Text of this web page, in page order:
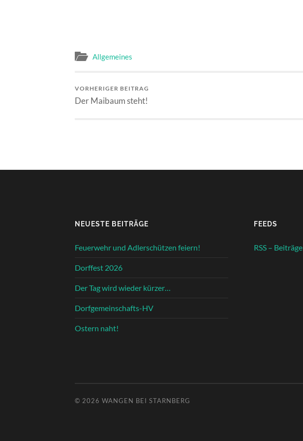
Allgemeines
VORHERIGER BEITRAG
Der Maibaum steht!
NEUESTE BEITRÄGE
Feuerwehr und Adlerschützen feiern!
Dorffest 2026
Der Tag wird wieder kürzer…
Dorfgemeinschafts-HV
Ostern naht!
FEEDS
RSS – Beiträge
© 2026 WANGEN BEI STARNBERG